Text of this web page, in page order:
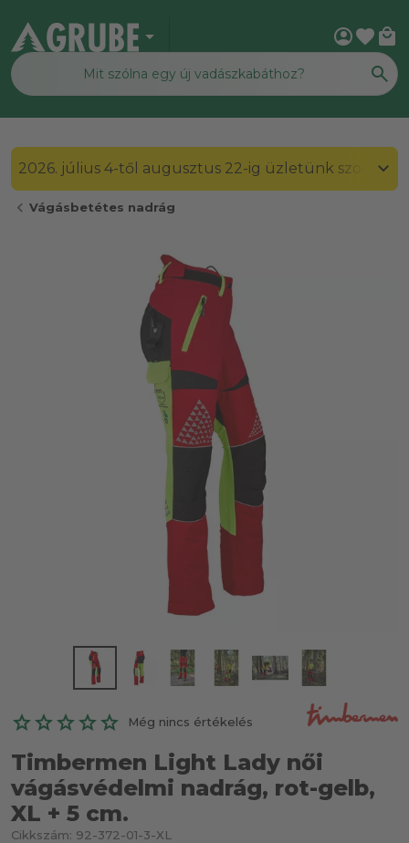
arrow_drop_down account_circlefavorite local_mall
2026. július 4-től augusztus 22-ig üzletünk
chevron_left Vágásbetétes nadrág
Még nincs értékelés
Timbermen Light Lady női
vágásvédelmi nadrág, rot-gelb,
XL + 5 cm.
Cikkszám: 92-372-01-3-XL